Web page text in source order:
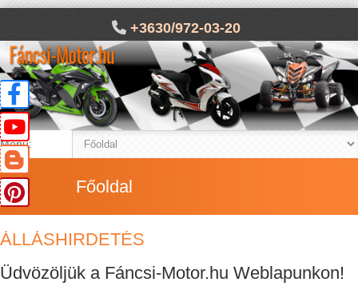
+3630/972-03-20
Menü:
Főoldal
ÁLLÁSHIRDETÉS
Üdvözöljük a Fáncsi-Motor.hu Weblapunkon!